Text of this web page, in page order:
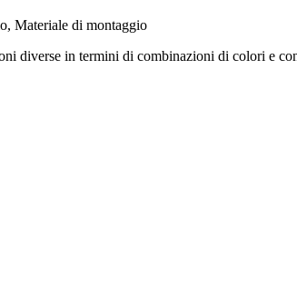
Materiale di montaggio
diverse in termini di combinazioni di colori e